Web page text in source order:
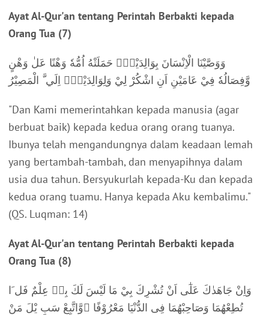
Ayat Al-Qur'an tentang Perintah Berbakti kepada
Orang Tua (7)
وَوَصَّيْنَا الْاِنْسَانَ بِوَالِدَيْهِۚ حَمَلَتْهُ اُمُّهٗ وَهْنًا عَلٰ وَهْنٍ
وَّفِصَالُهٗ فِيْ عَامَيْنِ اَنِ اشْكُرْ لِيْ وَلِوَالِدَيْكَۗ اِلَي َّ الْمَصِيْرُ
"Dan Kami memerintahkan kepada manusia (agar
berbuat baik) kepada kedua orang orang tuanya.
Ibunya telah mengandungnya dalam keadaan lemah
yang bertambah-tambah, dan menyapihnya dalam
usia dua tahun. Bersyukurlah kepada-Ku dan kepada
kedua orang tuamu. Hanya kepada Aku kembalimu."
(QS. Luqman: 14)
Ayat Al-Qur'an tentang Perintah Berbakti kepada
Orang Tua (8)
وَاِنْ جَاهَدٰكَ عَلٰٓى اَنْ تُشْرِكَ بِيْ مَا لَيْسَ لَكَ بِهٖ عِلْمٌ فَل َا
تُطِعْهُمَا وَصَاحِبْهُمَا فِى الدُّنْيَا مَعْرُوْفًا ۖوَّاتَّبِعْ سَبِ يْلَ مَنْ